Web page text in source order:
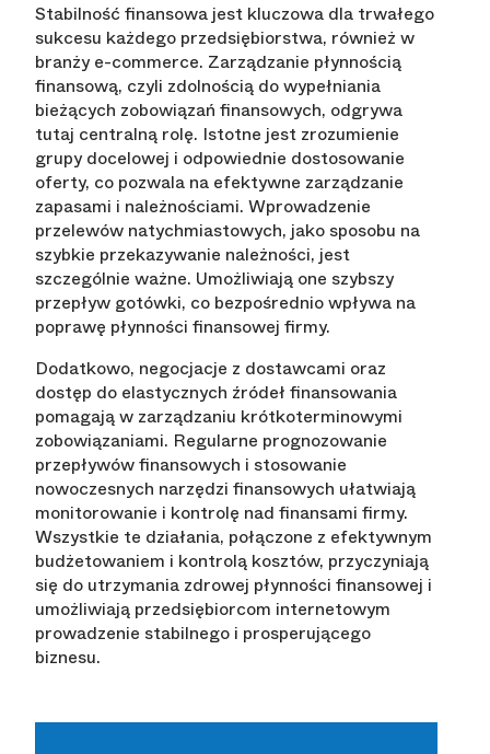
Stabilność finansowa jest kluczowa dla trwałego
sukcesu każdego przedsiębiorstwa, również w
branży e-commerce. Zarządzanie płynnością
finansową, czyli zdolnością do wypełniania
bieżących zobowiązań finansowych, odgrywa
tutaj centralną rolę. Istotne jest zrozumienie
grupy docelowej i odpowiednie dostosowanie
oferty, co pozwala na efektywne zarządzanie
zapasami i należnościami. Wprowadzenie
przelewów natychmiastowych, jako sposobu na
szybkie przekazywanie należności, jest
szczególnie ważne. Umożliwiają one szybszy
przepływ gotówki, co bezpośrednio wpływa na
poprawę płynności finansowej firmy.
Dodatkowo, negocjacje z dostawcami oraz
dostęp do elastycznych źródeł finansowania
pomagają w zarządzaniu krótkoterminowymi
zobowiązaniami. Regularne prognozowanie
przepływów finansowych i stosowanie
nowoczesnych narzędzi finansowych ułatwiają
monitorowanie i kontrolę nad finansami firmy.
Wszystkie te działania, połączone z efektywnym
budżetowaniem i kontrolą kosztów, przyczyniają
się do utrzymania zdrowej płynności finansowej i
umożliwiają przedsiębiorcom internetowym
prowadzenie stabilnego i prosperującego
biznesu.